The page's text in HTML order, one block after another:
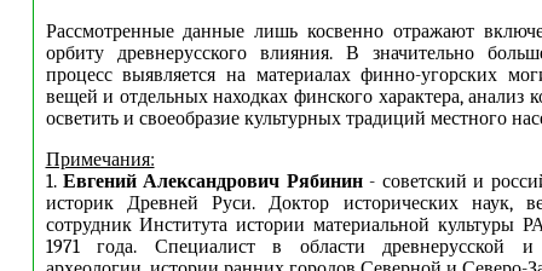
Рассмотренные данные лишь косвенно отражают
орбиту древнерусского влияния. В значительно
процесс выявляется на материалах финно-угорских
вещей и отдельных находках финского характера, анализ
осветить и своеобразие культурных традиций местного
Примечания:
1. Евгений Александрович Рябинин- советский и
историк Древней Руси. Доктор исторических наук,
сотрудник Института истории материальной культуры
1971 года. Специалист в области древнерусской и